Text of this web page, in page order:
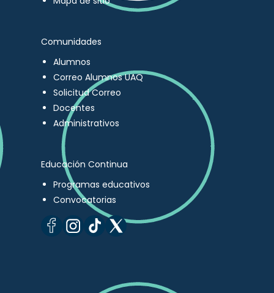
Comunidades
Alumnos
Correo Alumnos UAQ
Solicitud Correo
Docentes
Administrativos
Educación Continua
Programas educativos
Convocatorias